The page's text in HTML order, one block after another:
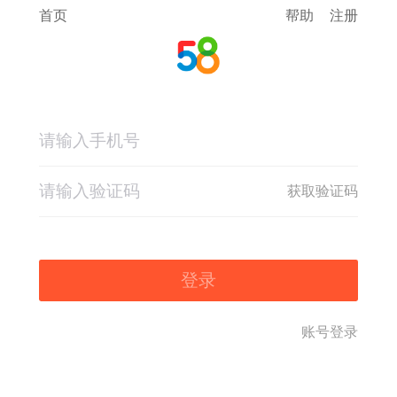
首页 帮助 注册
获取验证码
登录
账号登录